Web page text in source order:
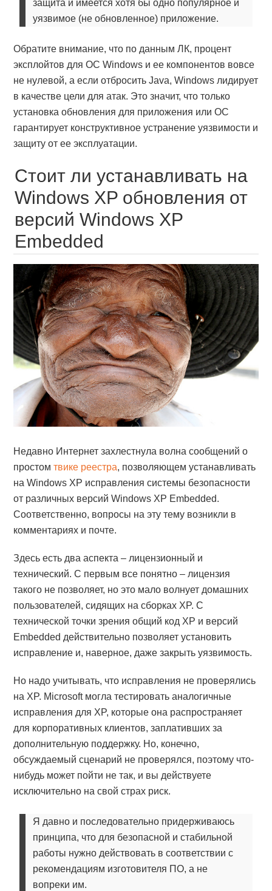
защита и имеется хотя бы одно популярное и
уязвимое (не обновленное) приложение.
Обратите внимание, что по данным ЛК, процент
эксплойтов для ОС Windows и ее компонентов вовсе
не нулевой, а если отбросить Java, Windows лидирует
в качестве цели для атак. Это значит, что только
установка обновления для приложения или ОС
гарантирует конструктивное устранение уязвимости и
защиту от ее эксплуатации.
Стоит ли устанавливать на
Windows XP обновления от
версий Windows XP
Embedded
Недавно Интернет захлестнула волна сообщений о
простомтвике реестра, позволяющем устанавливать
на Windows XP исправления системы безопасности
от различных версий Windows XP Embedded.
Соответственно, вопросы на эту тему возникли в
комментариях и почте.
Здесь есть два аспекта – лицензионный и
технический. С первым все понятно – лицензия
такого не позволяет, но это мало волнует домашних
пользователей, сидящих на сборках XP. С
технической точки зрения общий код XP и версий
Embedded действительно позволяет установить
исправление и, наверное, даже закрыть уязвимость.
Но надо учитывать, что исправления не проверялись
на XP. Microsoft могла тестировать аналогичные
исправления для XP, которые она распространяет
для корпоративных клиентов, заплативших за
дополнительную поддержку. Но, конечно,
обсуждаемый сценарий не проверялся, поэтому что-
нибудь может пойти не так, и вы действуете
исключительно на свой страх риск.
Я давно и последовательно придерживаюсь
принципа, что для безопасной и стабильной
работы нужно действовать в соответствии с
рекомендациям изготовителя ПО, а не
вопреки им.